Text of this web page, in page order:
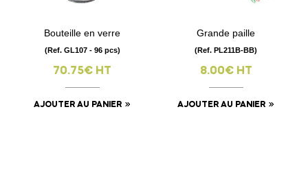
Bouteille en verre
(Ref. GL107 - 96 pcs)
70.75€ HT
AJOUTER AU PANIER
Grande paille
(Ref. PL211B-BB)
8.00€ HT
AJOUTER AU PANIER